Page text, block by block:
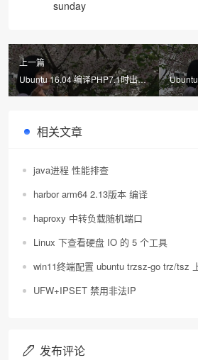
sunday
上一篇
Ubuntu 16.04 编译PHP7.1时出
现：collect2: error: ld returned 1
相关文章
java进程 性能排查
harbor arm64 2.13版本 编译
haproxy 中转负载随机端口
Linux 下查看硬盘 IO 的 5 个工具
win11终端配置 ubuntu trzsz-go trz/tsz
UFW+IPSET 禁用非法IP
发布评论